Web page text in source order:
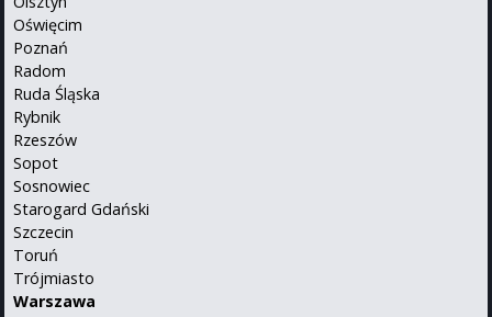
Oświęcim
Poznań
Radom
Ruda Śląska
Rybnik
Rzeszów
Sopot
Sosnowiec
Starogard Gdański
Szczecin
Toruń
Trójmiasto
Warszawa